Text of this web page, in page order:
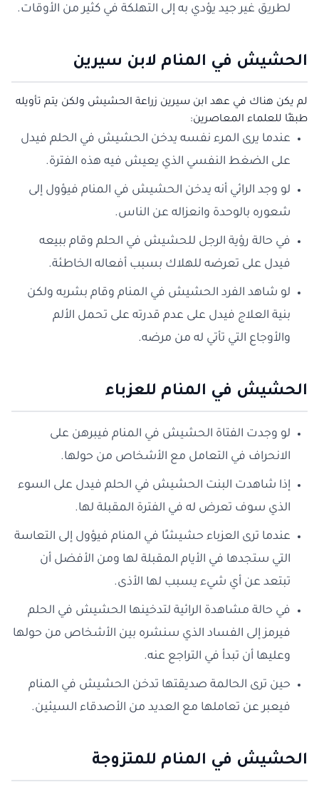
لطريق غير جيد يؤدي به إلى التهلكة في كثير من الأوقات.
الحشيش في المنام لابن سيرين
لم يكن هناك في عهد ابن سيرين زراعة الحشيش ولكن يتم تأويله
طبقًا للعلماء المعاصرين:
عندما يرى المرء نفسه يدخن الحشيش في الحلم فيدل
على الضغط النفسي الذي يعيش فيه هذه الفترة.
لو وجد الرائي أنه يدخن الحشيش في المنام فيؤول إلى
شعوره بالوحدة وانعزاله عن الناس.
في حالة رؤية الرجل للحشيش في الحلم وقام ببيعه
فيدل على تعرضه للهلاك بسبب أفعاله الخاطئة.
لو شاهد الفرد الحشيش في المنام وقام بشربه ولكن
بنية العلاج فيدل على عدم قدرته على تحمل الألم
والأوجاع التي تأتي له من مرضه.
الحشيش في المنام للعزباء
لو وجدت الفتاة الحشيش في المنام فيبرهن على
الانحراف في التعامل مع الأشخاص من حولها.
إذا شاهدت البنت الحشيش في الحلم فيدل على السوء
الذي سوف تعرض له في الفترة المقبلة لها.
عندما ترى العزباء حشيشًا في المنام فيؤول إلى التعاسة
التي ستجدها في الأيام المقبلة لها ومن الأفضل أن
تبتعد عن أي شيء يسبب لها الأذى.
في حالة مشاهدة الرائية لتدخينها الحشيش في الحلم
فيرمز إلى الفساد الذي سنشره بين الأشخاص من حولها
وعليها أن تبدأ في التراجع عنه.
حين ترى الحالمة صديقتها تدخن الحشيش في المنام
فيعبر عن تعاملها مع العديد من الأصدقاء السيئين.
الحشيش في المنام للمتزوجة